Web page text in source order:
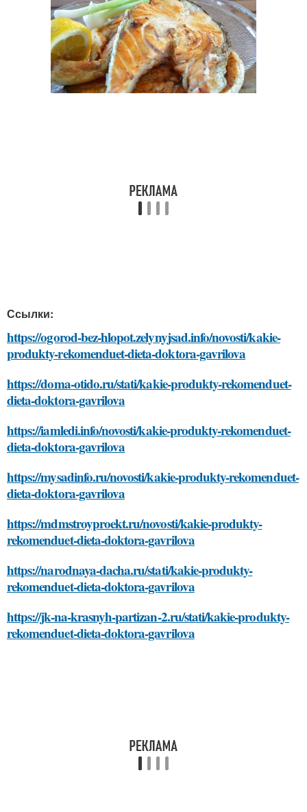
Ссылки:
https://ogorod-bez-hlopot.zelynyjsad.info/novosti/kakie-
produkty-rekomenduet-dieta-doktora-gavrilova
https://doma-otido.ru/stati/kakie-produkty-rekomenduet-
dieta-doktora-gavrilova
https://iamledi.info/novosti/kakie-produkty-rekomenduet-
dieta-doktora-gavrilova
https://mysadinfo.ru/novosti/kakie-produkty-rekomenduet-
dieta-doktora-gavrilova
https://mdmstroyproekt.ru/novosti/kakie-produkty-
rekomenduet-dieta-doktora-gavrilova
https://narodnaya-dacha.ru/stati/kakie-produkty-
rekomenduet-dieta-doktora-gavrilova
https://jk-na-krasnyh-partizan-2.ru/stati/kakie-produkty-
rekomenduet-dieta-doktora-gavrilova